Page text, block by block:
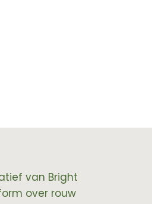
van Bright
over rouw